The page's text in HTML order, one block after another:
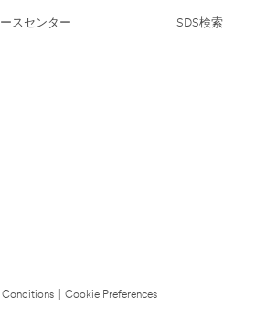
スセンター SDS検索
Conditions
Cookie Preferences